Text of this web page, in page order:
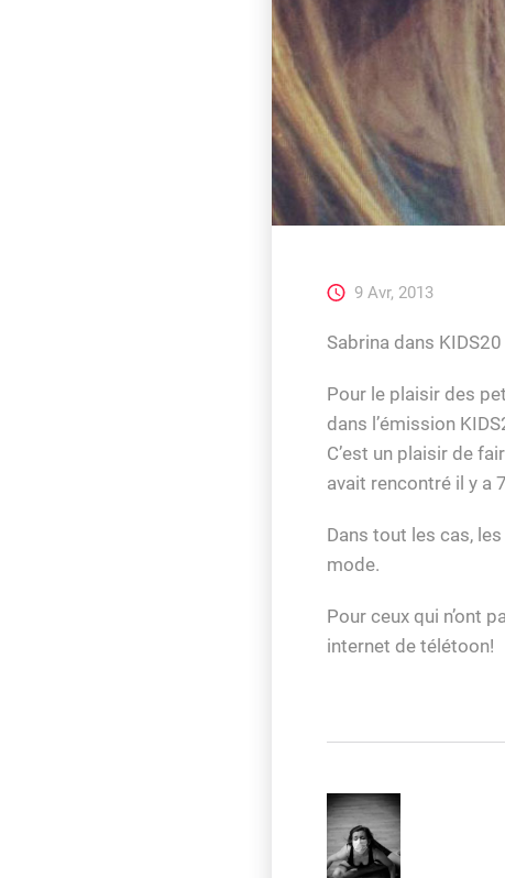
9 Avr, 2013
Sabrina dans
Pour le plaisir des
dans l’émission
C’est un plaisir de
avait rencontré il y a
Dans tout les cas,
mode.
Pour ceux qui n’ont
internet de télétoon!
Navigation
de